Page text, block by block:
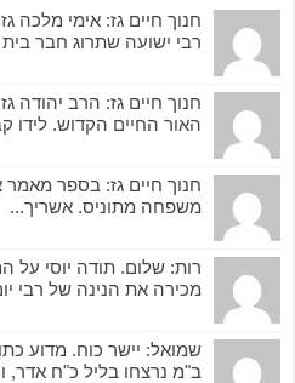
חנוך חיים גז: אימי מלכה
רבי ישועה שתרוג חבר
חנוך חיים גז: הרב יהודה
האור החיים הקדוש. לידו
חנוך חיים גז: בספר
משפחה מתוניס. אשריך...
רות: שלום. תודה יוסי על
מכירה את הנינה של רבי
שמואל: יישר כוח. מדוע
ב"מ נרצחו בליל כ"ח אדר,